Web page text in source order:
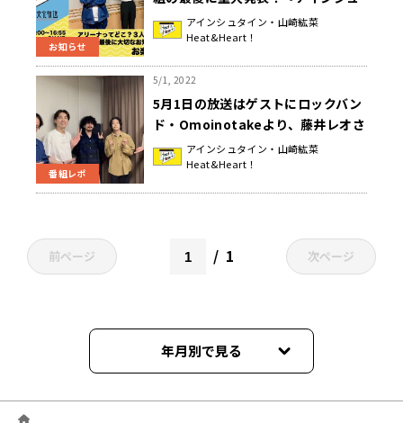
お知らせ
タイン・山崎紘菜 Heat&Heart!』
アインシュタイン・山崎紘菜
Heat&Heart！
番組レポ
5/1, 2022
5月1日の放送はゲストにロックバン
ド・Omoinotakeより、藤井レオさ
ん& 福島智朗さんが登場！バンドの
名前に込められた想いとは！？『ア
アインシュタイン・山崎紘菜
Heat&Heart！
前ページ 1 次ページ
年月別で見る
2026年08月